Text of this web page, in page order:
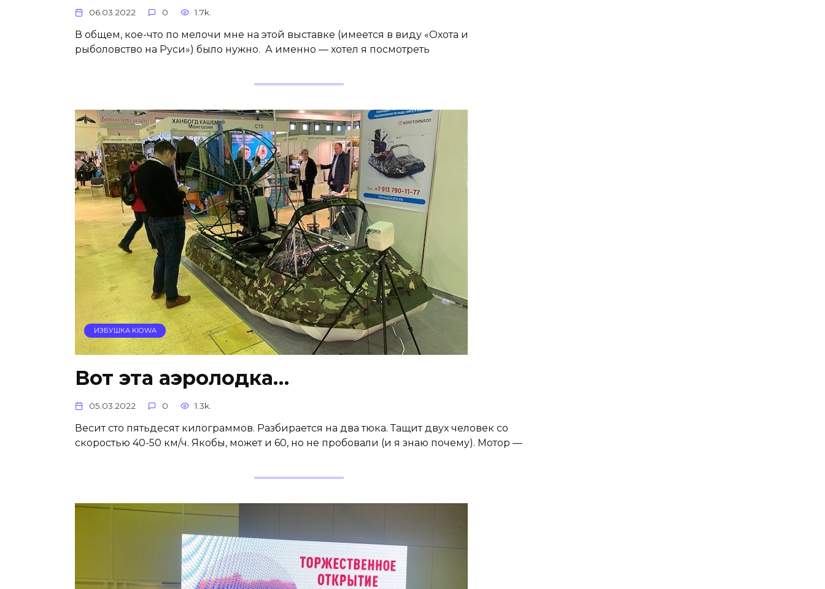
06.03.2022 0 1.7k.
В общем, кое-что по мелочи мне на этой выставке (имеется в виду «Охота и
рыболовство на Руси») было нужно. А именно — хотел я посмотреть
ИЗБУШКА KIOWA
Вот эта аэролодка…
05.03.2022 0 1.3k.
Весит сто пятьдесят килограммов. Разбирается на два тюка. Тащит двух человек со
скоростью 40-50 км/ч. Якобы, может и 60, но не пробовали (и я знаю почему). Мотор —